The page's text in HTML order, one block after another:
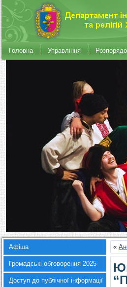
Головна Управління
Афіша
Громадські обговорення 2025
Доступ до публічної інформації
«